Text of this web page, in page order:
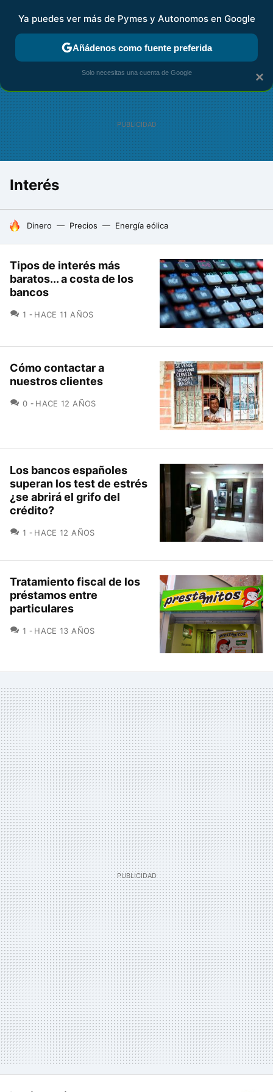
FISCALIDAD Y CONTABILIDAD KIT DIGITAL RENTA
Interés
HOY SE HABLA DE
Dinero Precios Energía eólica
Tipos de interés más
baratos... a costa de los
bancos
1 COMENTARIOS
HACE 11 AÑOS
Cómo contactar a
nuestros clientes
0 COMENTARIOS
HACE 12 AÑOS
Los bancos españoles
superan los test de estrés
¿se abrirá el grifo del
crédito?
1 COMENTARIOS
HACE 12 AÑOS
Tratamiento fiscal de los
préstamos entre
particulares
1 COMENTARIOS
HACE 13 AÑOS
×
Ya puedes ver más de Pymes y Autonomos en Google
Añádenos como fuente preferida
Solo necesitas una cuenta de Google